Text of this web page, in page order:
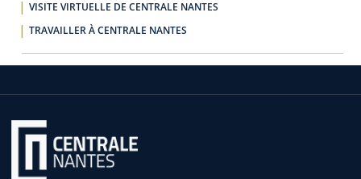
VISITE VIRTUELLE DE CENTRALE NANTES
TRAVAILLER À CENTRALE NANTES